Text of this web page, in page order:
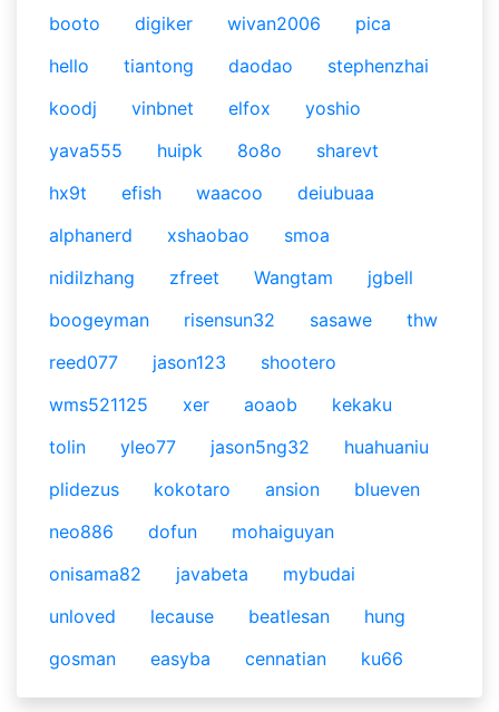
booto
digiker wivan2006
pica
hello
tiantong daodao
stephenzhai
koodj
vinbnet elfox
yoshio
yava555
huipk 8o8o
sharevt
hx9t
efish waacoo
deiubuaa
alphanerd
xshaobao
smoa
nidilzhang
zfreet Wangtam
jgbell
boogeyman
risensun32 sasawe
thw
reed077
jason123
shootero
wms521125
xer aoaob
kekaku
tolin
yleo77 jason5ng32
huahuaniu
plidezus
kokotaro ansion
blueven
neo886
dofun
mohaiguyan
onisama82
javabeta
mybudai
unloved
lecause beatlesan
hung
gosman
easyba cennatian ku66